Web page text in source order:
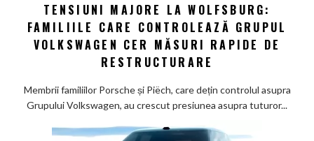
Tensiuni
majore
la
TENSIUNI MAJORE LA WOLFSBURG:
FAMILIILE CARE CONTROLEAZĂ GRUPUL
VOLKSWAGEN CER MĂSURI RAPIDE DE
RESTRUCTURARE
Membrii familiilor Porsche și Piëch, care dețin controlul asupra
Grupului Volkswagen, au crescut presiunea asupra tuturor...